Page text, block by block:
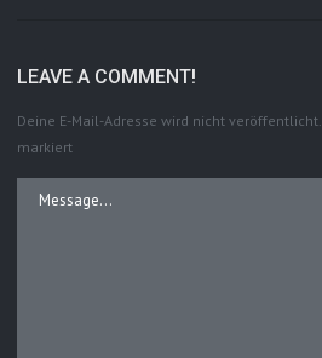
LEAVE A COMMENT!
Deine E-Mail-Adresse wird nicht veröffentlicht.
markiert